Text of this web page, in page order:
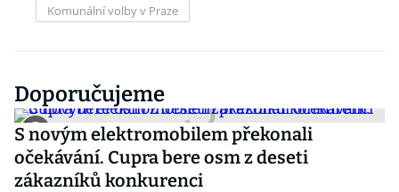
Komunální volby v Praze
Doporučujeme
S novým elektromobilem překonali
očekávání. Cupra bere osm z deseti
zákazníků konkurenci